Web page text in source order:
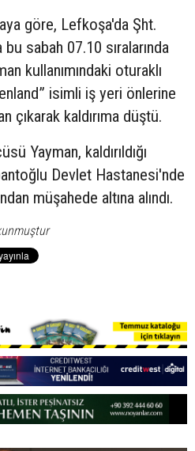
göre, Lefkoşa'da Şht.
sabah 07.10 sıralarında
kullanımındaki oturaklı
isimli iş yeri önlerine
çıkarak kaldırıma düştü.
Yayman, kaldırıldığı
Devlet Hastanesi'nde
müşahede altına alındı.